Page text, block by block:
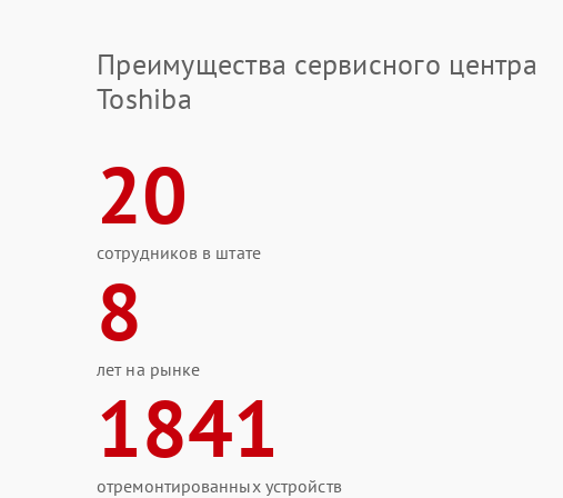
Преимущества сервисного центра
Toshiba
20
сотрудников в штате
8
лет на рынке
1841
отремонтированных устройств